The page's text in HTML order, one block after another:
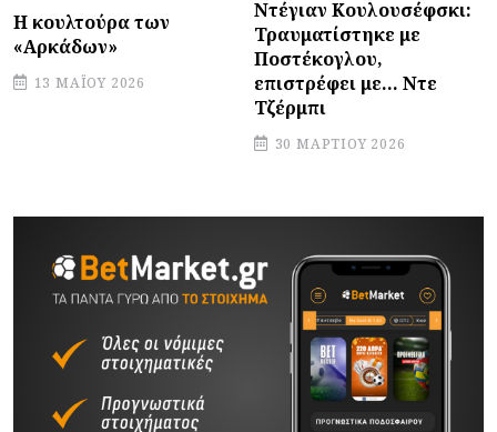
Η κουλτούρα των
«Αρκάδων»
13 ΜΑΪ́ΟΥ 2026
Ντέγιαν Κουλουσέφσκι:
Τραυματίστηκε με
Ποστέκογλου,
επιστρέφει με... Ντε
Τζέρμπι
30 ΜΑΡΤΊΟΥ 2026